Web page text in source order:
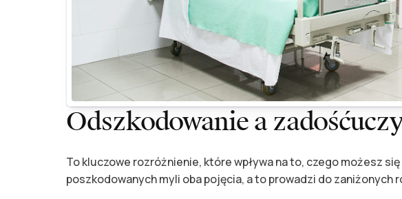
Odszkodowanie a
To kluczowe rozróżnienie, które wpływa na to, czego możesz
poszkodowanych myli oba pojęcia, a to prowadzi do zaniżonych